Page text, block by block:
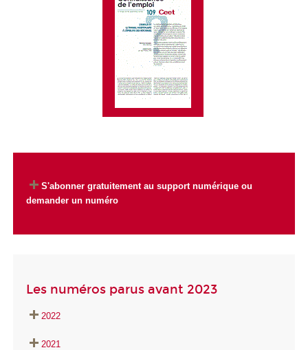
S'abonner gratuitement au support numérique ou
demander un numéro
Les numéros parus avant 2023
2022
2021